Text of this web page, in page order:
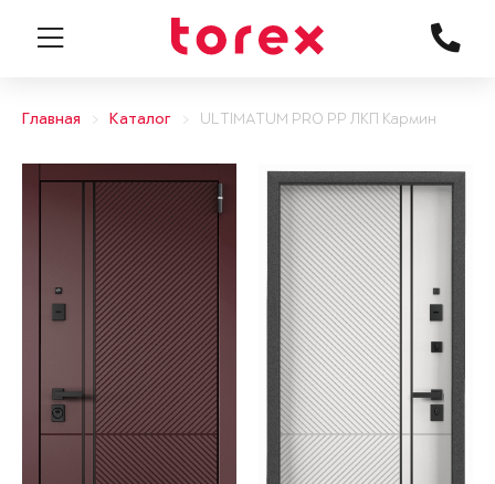
Главная Каталог ULTIMATUM PRO PP ЛКП Кармин